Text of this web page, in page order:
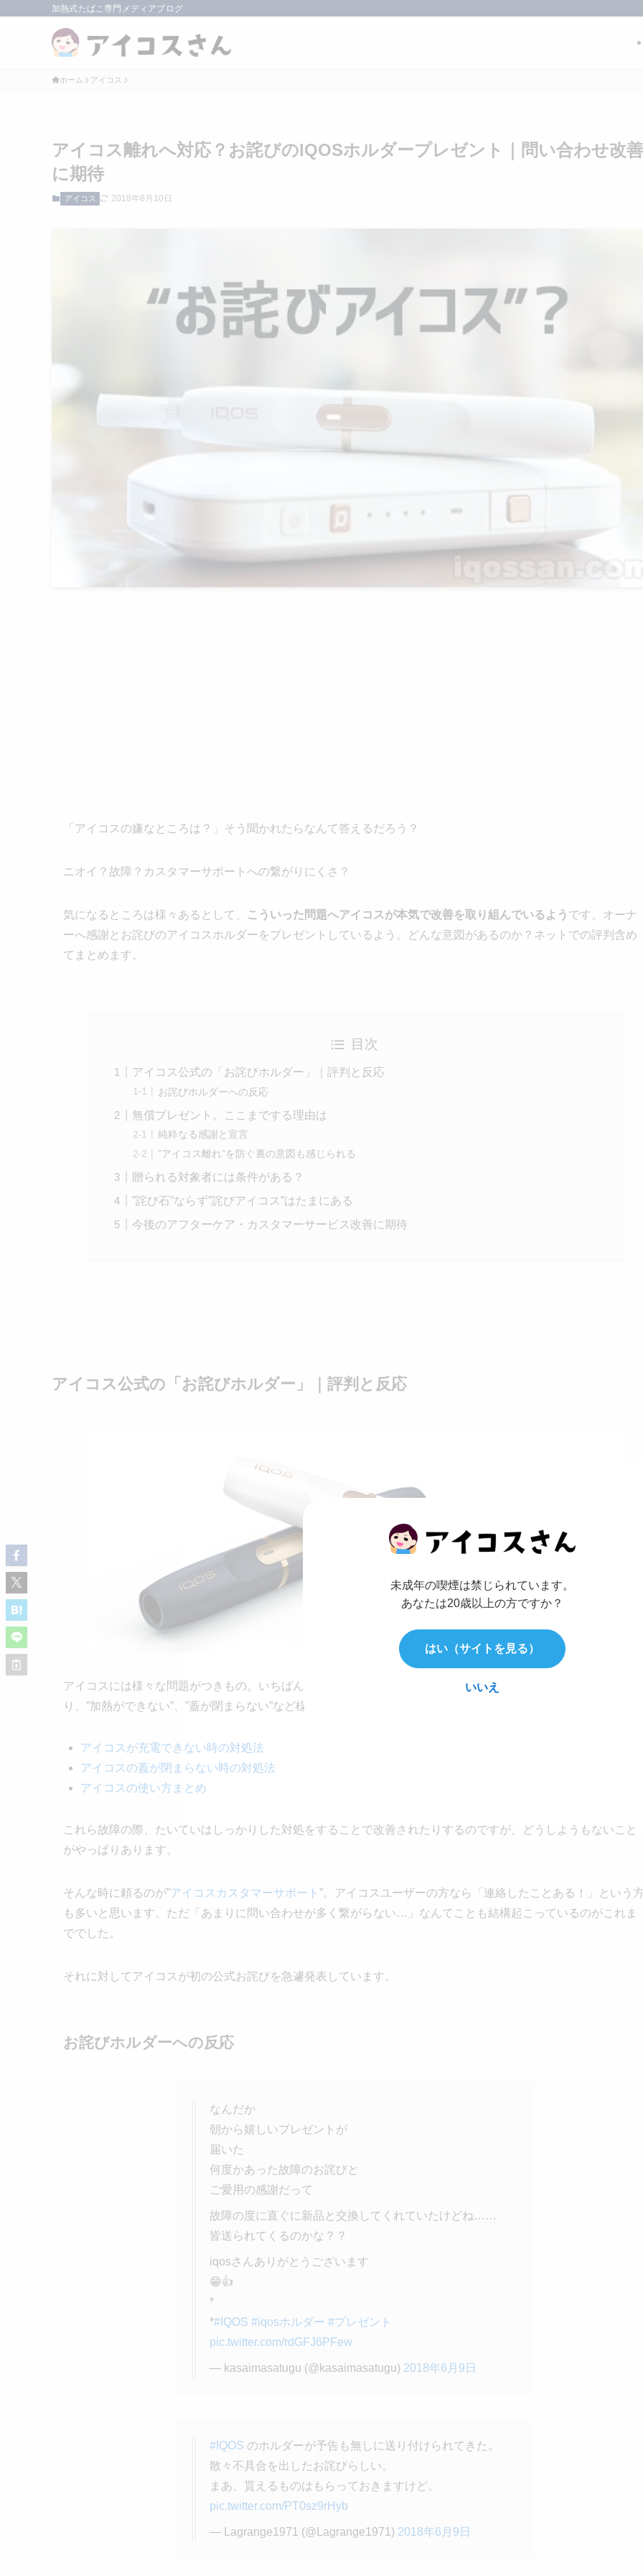
加熱式たばこ専門メディアブログ
ホーム アイコス
アイコス離れへ対応？お詫びのIQOSホルダープレゼント｜問い合わせ改善
に期待
アイコス 2018年6月10日
「アイコスの嫌なところは？」そう聞かれたらなんて答えるだろう？
ニオイ？故障？カスタマーサポートへの繋がりにくさ？
気になるところは様々あるとして、 こういった問題へアイコスが本気で改善を取り組んでいるよう です。オーナ
ーへ感謝とお詫びのアイコスホルダーをプレゼントしているよう。どんな意図があるのか？ネットでの評判含め
てまとめます。
目次
アイコス公式の「お詫びホルダー」｜評判と反応
お詫びホルダーへの反応
無償プレゼント。ここまでする理由は
純粋なる感謝と宣言
”アイコス離れ”を防ぐ裏の意図も感じられる
贈られる対象者には条件がある？
”詫び石”ならず”詫びアイコス”はたまにある
今後のアフターケア・カスタマーサービス改善に期待
アイコス公式の「お詫びホルダー」｜評判と反応
アイコスには様々な問題がつきもの。いちばんよくある”故障”と一口に言ってみても、”充電ができない”から始ま
り、”加熱ができない”、”蓋が閉まらない”など様々。当サイトでは様々な対策方法をまとめてきました。
アイコスが充電できない時の対処法
アイコスの蓋が閉まらない時の対処法
アイコスの使い方まとめ
これら故障の際、たいていはしっかりした対処をすることで改善されたりするのですが、どうしようもないこと
がやっぱりあります。
そんな時に頼るのが”アイコスカスタマーサポート ”。アイコスユーザーの方なら「連絡したことある！」という
も多いと思います。ただ「あまりに問い合わせが多く繋がらない…」なんてことも結構起こっているのがこれま
ででした。
それに対してアイコスが初の公式お詫びを急遽発表しています。
お詫びホルダーへの反応
なんだか
朝から嬉しいプレゼントが
届いた
何度かあった故障のお詫びと
ご愛用の感謝だって
故障の度に直ぐに新品と交換してくれていたけどね……
皆送られてくるのかな？？
iqosさんありがとうございます
😁👍
*
*#IQOS #iqosホルダー #プレゼント
pic.twitter.com/rdGFJ6PFew
— kasaimasatugu (@kasaimasatugu) 2018年6月9日
#IQOS のホルダーが予告も無しに送り付けられてきた。
散々不具合を出したお詫びらしい。
まあ、貰えるものはもらっておきますけど。
pic.twitter.com/PT0sz9rHyb
— Lagrange1971 (@Lagrange1971) 2018年6月9日
未成年の喫煙は禁じられています。
あなたは20歳以上の方ですか？
はい（サイトを見る）
いいえ